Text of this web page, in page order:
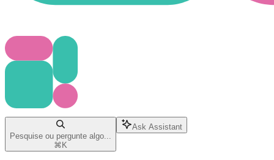
Pesquise ou pergunte algo...
⌘ K
Ask Assistant